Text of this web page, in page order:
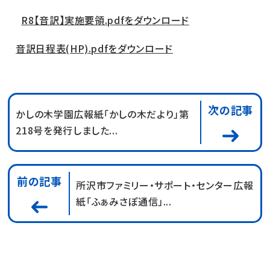
R8【音訳】実施要領.pdfをダウンロード
音訳日程表(HP).pdfをダウンロード
前の記事
所沢市ファミリー・サポート・センター広報
紙「ふぁみさぽ通信」...
かしの木学園広報紙「かしの木だより」第
218号を発行しました...
次の記事